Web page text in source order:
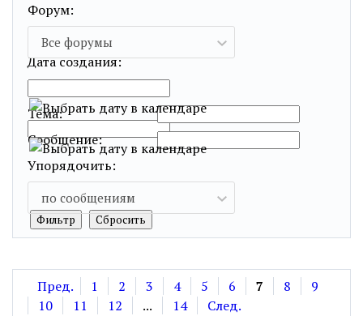
Форум:
Все форумы
Дата создания:
…
Тема:
Сообщение:
Упорядочить:
по сообщениям
Пред. 1 2 3 4 5 6 7 8
9
10
11 12 ... 14
След.